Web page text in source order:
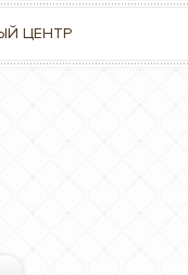
ЦЕНТР